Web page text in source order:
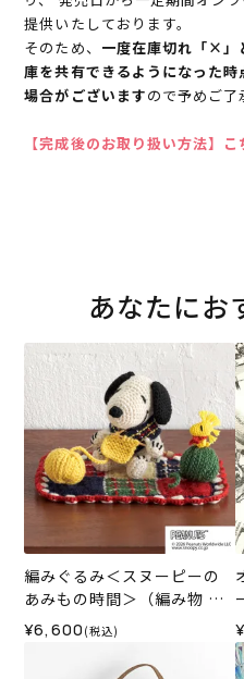
提供いたしております。
そのため、 一度在庫切れ「×」
庫を共有できるようになった
場合がございますので予めご了
【完成後のお取り扱い方法】こ
あなたにお
編みぐるみ＜スヌーピーの
あみもの時間＞（編み物 材
料セット）
¥6,600 (税込)